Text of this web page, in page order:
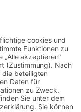
Ihre
Sie